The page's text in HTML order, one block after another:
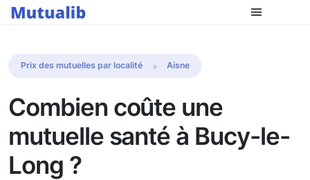
Comparer les mutuelles
Prix des mutuelles par localité Aisne
Combien coûte une
mutuelle santé à Bucy-le-
Long ?